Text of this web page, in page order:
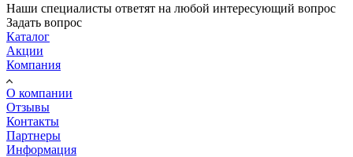
Наши специалисты ответят на любой интересующий вопрос
Задать вопрос
Каталог
Акции
Компания
О компании
Отзывы
Контакты
Партнеры
Информация